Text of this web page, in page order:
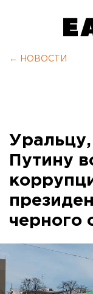
← НОВОСТИ
Путину
черного